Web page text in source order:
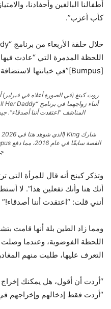
أطفالنا البالغين وأحفادنا،
كأب أعزب”.
اللحظة المدمرة التي “عادت
[Bumpus]”في خيانتها لاستضافة أليكس كوبر.
روت كينغ (في الصورة أعلاه في
المناشف “اعتقدت أننا أصدقاء”.
القصة سابقًا في عام 2016، مما دفع Bumpus إلى الاعتذار في ذلك الوقت أيضًا.
وتذكر كينج أنه قال للمرأة
أنك هنا وأنك تفعلين هذا”. لا
أنني قلت: “اعتقدت أننا أصدقاء!”
ومما زاد الطين بلة أنها قامت
اللحظة الفوضوية، وعندما
التعرف عليها، طلبت منهم
“أردت أن أقول، هل يمكنك
“أردت فقط إدخالهم وإخراجهم